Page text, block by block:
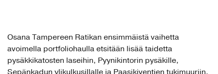
Osana Tampereen Ratikan ensimmäistä vaihetta
avoimella portfoliohaulla etsitään lisää taidetta
pysäkkikatosten laseihin, Pyynikintorin pysäkille,